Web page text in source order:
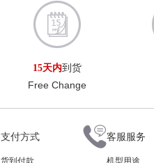
15天内到货
Free Change
支付方式
货到付款
客服服务
机型用途